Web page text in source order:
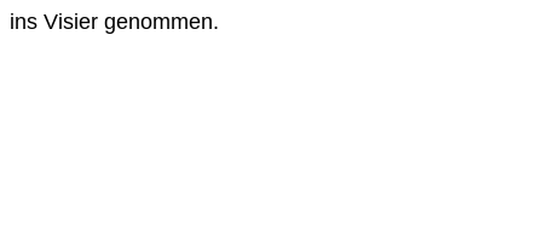
ins Visier genommen.